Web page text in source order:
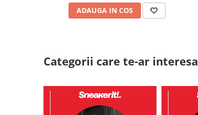
ADAUGA IN COS
Categorii care te-ar interesa